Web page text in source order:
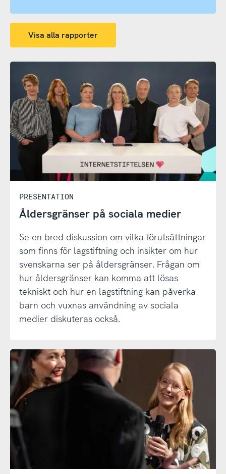
Visa alla rapporter
PRESENTATION
Åldersgränser på sociala medier
Se en bred diskussion om vilka förutsättningar
som finns för lagstiftning och insikter om hur
svenskarna ser på åldersgränser. Frågan om
hur åldersgränser kan komma att lösas
tekniskt och hur en lagstiftning kan påverka
barn och vuxnas användning av sociala
medier diskuteras också.